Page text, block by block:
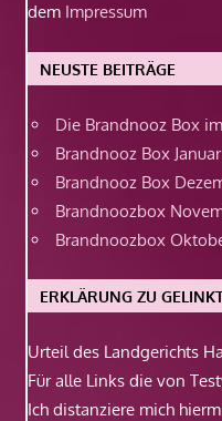
dem Impressum
NEUSTE BEITRÄGE
Die Brandnooz Box
Brandnooz Box
Brandnooz Box
Brandnoozbox
Brandnoozbox
ERKLÄRUNG ZU
Urteil des Landgerichts
Für alle Links die von
Ich distanziere mich